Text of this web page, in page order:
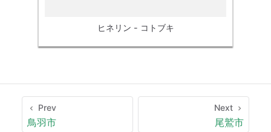
ヒネリン - コトブキ
Prev
鳥羽市
Next
尾鷲市